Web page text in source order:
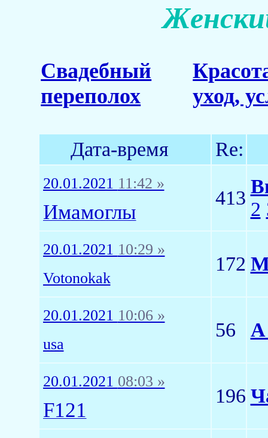
Свадебный
переполох
уход,
Дата-время Re:
20.01.2021 11:42 »
Имамоглы
413
2
20.01.2021 10:29 »
Votonokak
172
20.01.2021 10:06 »
usa
56 А
20.01.2021 08:03 »
F121
196